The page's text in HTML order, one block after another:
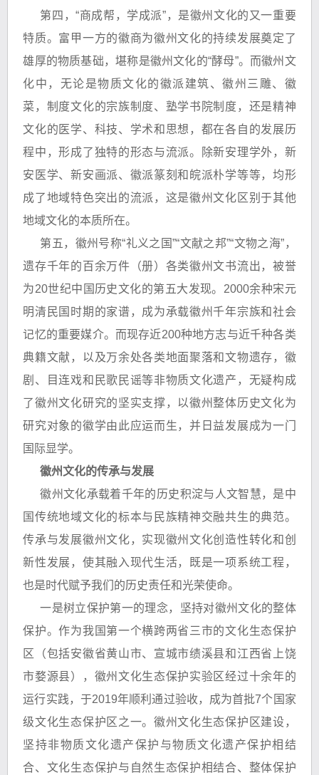
第四，“商成帮，学成派”，是徽州文化的又一重要
特质。富甲一方的徽商为徽州文化的持续发展奠定了
雄厚的物质基础，堪称是徽州文化的“酵母”。而徽州文
化中，无论是物质文化的徽派建筑、徽州三雕、徽
菜，制度文化的宗族制度、塾学书院制度，还是精神
文化的医学、科技、学术和思想，都在各自的发展历
程中，形成了独特的形态与流派。除新安理学外，新
安医学、新安画派、徽派篆刻和皖派朴学等等，均形
成了地域特色突出的流派，这是徽州文化区别于其他
地域文化的本质所在。
第五，徽州号称“礼义之国”“文献之邦”“文物之海”，
遗存千年的百余万件（册）各类徽州文书流出，被誉
为20世纪中国历史文化的第五大发现。2000余种宋元
明清民国时期的家谱，成为承载徽州千年宗族和社会
记忆的重要媒介。而现存近200种地方志与近千种各类
典籍文献，以及万余处各类地面聚落和文物遗存，徽
剧、目连戏和民歌民谣等非物质文化遗产，无疑构成
了徽州文化研究的坚实支撑，以徽州整体历史文化为
研究对象的徽学由此应运而生，并日益发展成为一门
国际显学。
徽州文化的传承与发展
徽州文化承载着千年的历史积淀与人文智慧，是中
国传统地域文化的标本与民族精神交融共生的典范。
传承与发展徽州文化，实现徽州文化创造性转化和创
新性发展，使其融入现代生活，既是一项系统工程，
也是时代赋予我们的历史责任和光荣使命。
一是树立保护第一的理念，坚持对徽州文化的整体
保护。作为我国第一个横跨两省三市的文化生态保护
区（包括安徽省黄山市、宣城市绩溪县和江西省上饶
市婺源县），徽州文化生态保护实验区经过十余年的
运行实践，于2019年顺利通过验收，成为首批7个国家
级文化生态保护区之一。徽州文化生态保护区建设，
坚持非物质文化遗产保护与物质文化遗产保护相结
合、文化生态保护与自然生态保护相结合、整体保护